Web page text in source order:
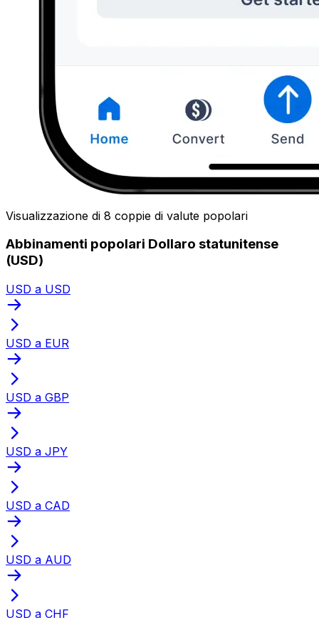
Visualizzazione di 8 coppie di valute popolari
Abbinamenti popolari Dollaro statunitense
(USD)
USD a USD
USD a EUR
USD a GBP
USD a JPY
USD a CAD
USD a AUD
USD a CHF